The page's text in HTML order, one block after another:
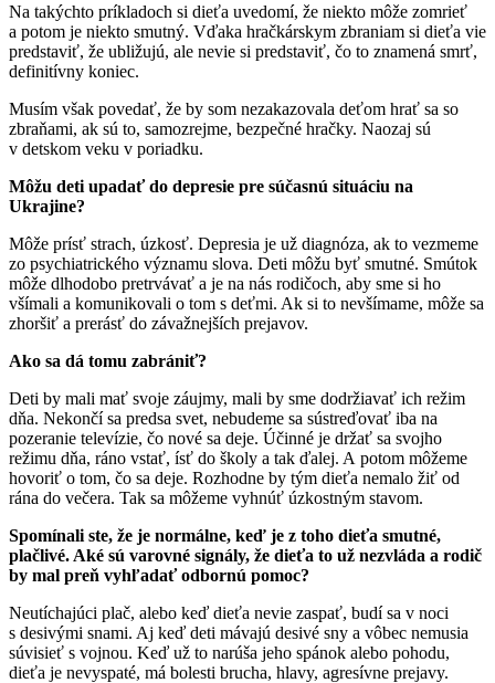
Na takýchto príkladoch si dieťa uvedomí, že niekto môže zomrieť
a potom je niekto smutný. Vďaka hračkárskym zbraniam si dieťa vie
predstaviť, že ubližujú, ale nevie si predstaviť, čo to znamená smrť,
definitívny koniec.
Musím však povedať, že by som nezakazovala deťom hrať sa so
zbraňami, ak sú to, samozrejme, bezpečné hračky. Naozaj sú
v detskom veku v poriadku.
Môžu deti upadať do depresie pre súčasnú situáciu na
Ukrajine?
Môže prísť strach, úzkosť. Depresia je už diagnóza, ak to vezmeme
zo psychiatrického významu slova. Deti môžu byť smutné. Smútok
môže dlhodobo pretrvávať a je na nás rodičoch, aby sme si ho
všímali a komunikovali o tom s deťmi. Ak si to nevšímame, môže sa
zhoršiť a prerásť do závažnejších prejavov.
Ako sa dá tomu zabrániť?
Deti by mali mať svoje záujmy, mali by sme dodržiavať ich režim
dňa. Nekončí sa predsa svet, nebudeme sa sústreďovať iba na
pozeranie televízie, čo nové sa deje. Účinné je držať sa svojho
režimu dňa, ráno vstať, ísť do školy a tak ďalej. A potom môžeme
hovoriť o tom, čo sa deje. Rozhodne by tým dieťa nemalo žiť od
rána do večera. Tak sa môžeme vyhnúť úzkostným stavom.
Spomínali ste, že je normálne, keď je z toho dieťa smutné,
plačlivé. Aké sú varovné signály, že dieťa to už nezvláda a rodič
by mal preň vyhľadať odbornú pomoc?
Neutíchajúci plač, alebo keď dieťa nevie zaspať, budí sa v noci
s desivými snami. Aj keď deti mávajú desivé sny a vôbec nemusia
súvisieť s vojnou. Keď už to narúša jeho spánok alebo pohodu,
dieťa je nevyspaté, má bolesti brucha, hlavy, agresívne prejavy.